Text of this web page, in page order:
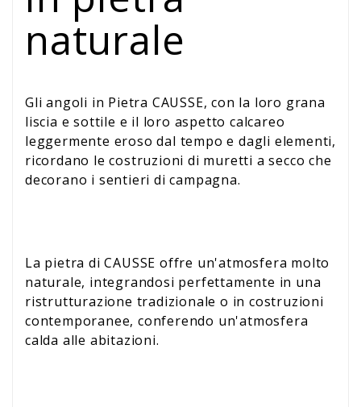
naturale
Gli angoli in Pietra CAUSSE, con la loro grana
liscia e sottile e il loro aspetto calcareo
leggermente eroso dal tempo e dagli elementi,
ricordano le costruzioni di muretti a secco che
decorano i sentieri di campagna.
La pietra di CAUSSE offre un'atmosfera molto
naturale, integrandosi perfettamente in una
ristrutturazione tradizionale o in costruzioni
contemporanee, conferendo un'atmosfera
calda alle abitazioni.